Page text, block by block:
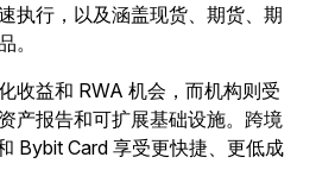
执行，以及涵盖现货、期货、期
。
收益和 RWA 机会，而机构则受
产报告和可扩展基础设施。跨境
Bybit Card 享受更快捷、更低成